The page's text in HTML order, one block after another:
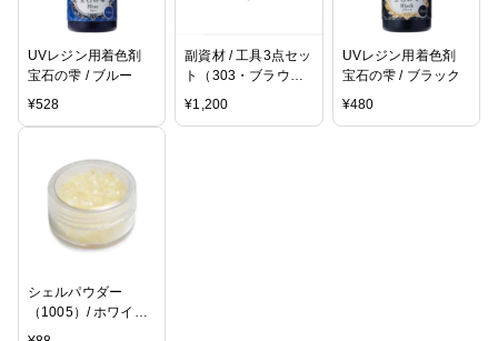
UVレジン用着色剤
宝石の雫 / ブルー
¥528
副資材 / 工具3点セッ
ト（303・ブラウン×
¥1,200
UVレジン用着色剤
宝石の雫 / ブラック
¥480
シェルパウダー
（1005）/ ホワイト /
約4g